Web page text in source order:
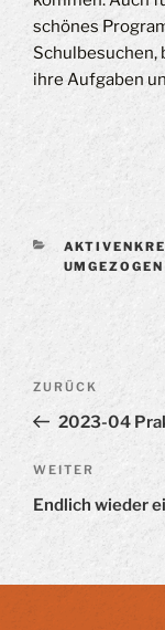
schönes
Schulbesuchen,
ihre Aufgaben
KATEGORIEN
UMGEZOGEN
Vorheriger
Beitrag
ZURÜCK
2023-04
Nächster
Beitrag
WEITER
Endlich wieder